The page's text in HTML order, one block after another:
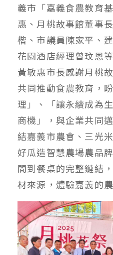
義市「嘉義食農教育
惠、月桃故事館董事
楷、市議員陳家平、
花園酒店經理曾玟恩
黃敏惠市長感謝月桃
共同推動食農教育，
理」、「讓永續成為
商機」，與企業共同
結嘉義市農會、三光
好瓜造智慧農場農品
間到餐桌的完整鏈結
材來源，體驗嘉義的